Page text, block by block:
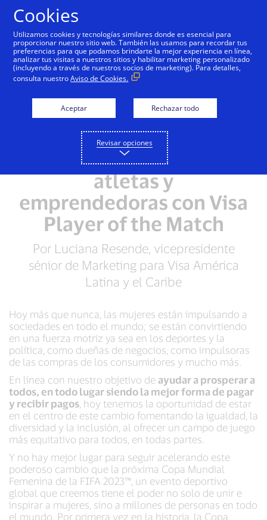
Apoyando a las mujeres
atletas y
emprendedoras con Visa
Player of the Match
Por Luciana Resende, vicepresidente
sénior de Marketing para Visa América
Latina y el Caribe
Hoy más que nunca, las mujeres están impulsando a
sociedades en todo el mundo; se están convirtiendo
en una fuerza motriz ya sea en los deportes y la
política, como dueñas de negocios, como impulsoras
de las compras de los consumidores y mucho más.
En línea con nuestro objetivo de ayudar a prosperar a
todos, en todo lugar siendo la mejor forma de pagar
y recibir pagos , hoy tenemos la oportunidad de estar
en el centro de este cambio fomentando la igualdad, la
diversidad y la inclusión, al ofrecer un campo de juego
más equitativo para todos, en todas partes.
Y no hay mejor lugar para seguir acelerando este
poderoso cambio que la próxima Copa Mundial
Femenina de la FIFA 2023™, un evento deportivo
global que creemos tiene el poder no solo de unir e
inspirar a mujeres, sino a millones de personas en todo
el mundo. Por primera vez en la historia, la Copa
Cookies
Utilizamos cookies y tecnologías similares donde es esencial para
proporcionar nuestro sitio web. También las usamos para recordar tus
preferencias para que podamos brindarte la mejor experiencia en línea,
analizar tus visitas a nuestros sitios y habilitar marketing personalizado
(incluyendo a través de nuestros socios de marketing). Para detalles,
consulta nuestroAviso de Cookies.
Aceptar Rechazar todo
Revisar opciones